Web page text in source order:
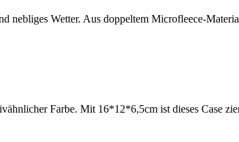
Wetter. Aus doppeltem Microfleece-
Farbe. Mit 16*12*6,5cm ist dieses Case